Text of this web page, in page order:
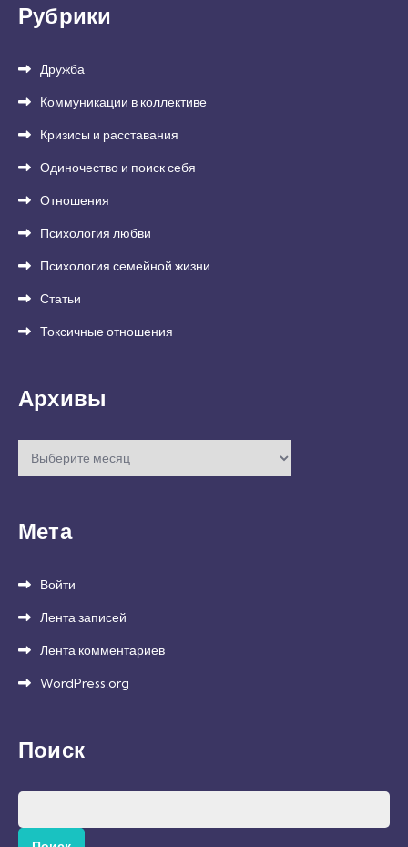
Рубрики
Дружба
Коммуникации в коллективе
Кризисы и расставания
Одиночество и поиск себя
Отношения
Психология любви
Психология семейной жизни
Статьи
Токсичные отношения
Архивы
Архивы
Мета
Войти
Лента записей
Лента комментариев
WordPress.org
Поиск